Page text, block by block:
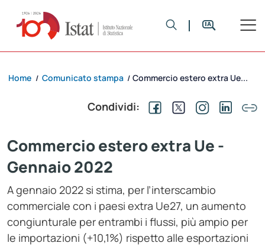
Home / Comunicato stampa / Commercio estero extra Ue...
Condividi:
Commercio estero extra Ue -
Gennaio 2022
A gennaio 2022 si stima, per l’interscambio
commerciale con i paesi extra Ue27, un aumento
congiunturale per entrambi i flussi, più ampio per
le importazioni (+10,1%) rispetto alle esportazioni